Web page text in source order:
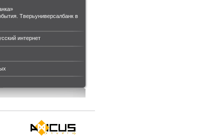
Тверьуниверсалбанк в
интернет